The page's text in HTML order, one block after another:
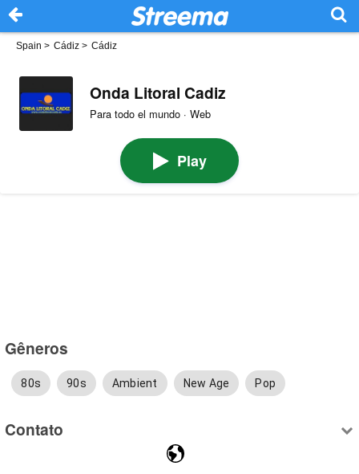
Spain > Cádiz > Cádiz
Onda Litoral Cadiz
Para todo el mundo · Web
Play
Gêneros
80s 90s Ambient New Age Pop
Contato